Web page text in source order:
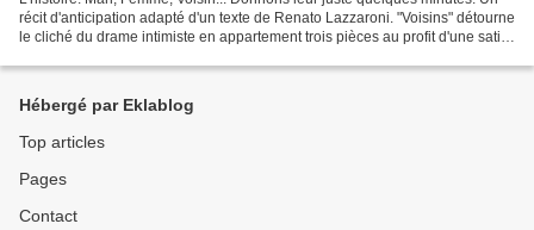
récit d'anticipation adapté d'un texte de Renato Lazzaroni. "Voisins" détourne
le cliché du drame intimiste en appartement trois pièces au profit d'une satire
Hébergé par Eklablog
Top articles
Pages
Contact